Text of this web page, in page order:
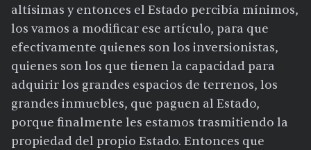
altísimas y entonces el Estado percibía mínimos,
los vamos a modificar ese artículo, para que
efectivamente quienes son los inversionistas,
quienes son los que tienen la capacidad para
adquirir los grandes espacios de terrenos, los
grandes inmuebles, que paguen al Estado,
porque finalmente les estamos trasmitiendo la
propiedad del propio Estado. Entonces que